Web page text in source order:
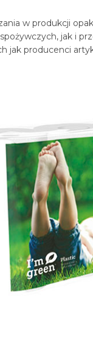
w produkcji
jak i
jak producenci